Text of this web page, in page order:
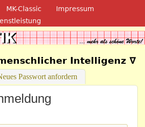
zum Inhalt
MK-Classic
Impressum
Kritik.de
Intelligenz ∇
Reiter)Passwort anfordern